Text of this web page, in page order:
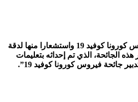
كوفيد 19
واستشعارا منها لدقة
الجائحة، الذي تم إحداثه بتعليمات
فيروس كورونا كوفيد 19”.